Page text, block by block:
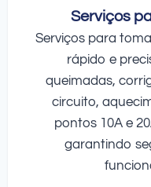
Serviços
Serviços para
rápido e
queimadas,
circuito,
pontos 10A e
garantindo